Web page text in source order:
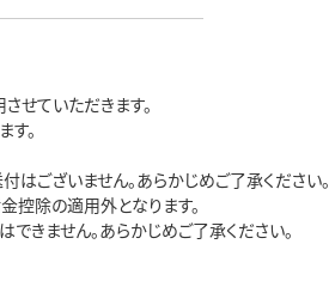
せていただきます。
。
ございません。あらかじめご了承ください。
除の適用外となります。
きません。あらかじめご了承ください。